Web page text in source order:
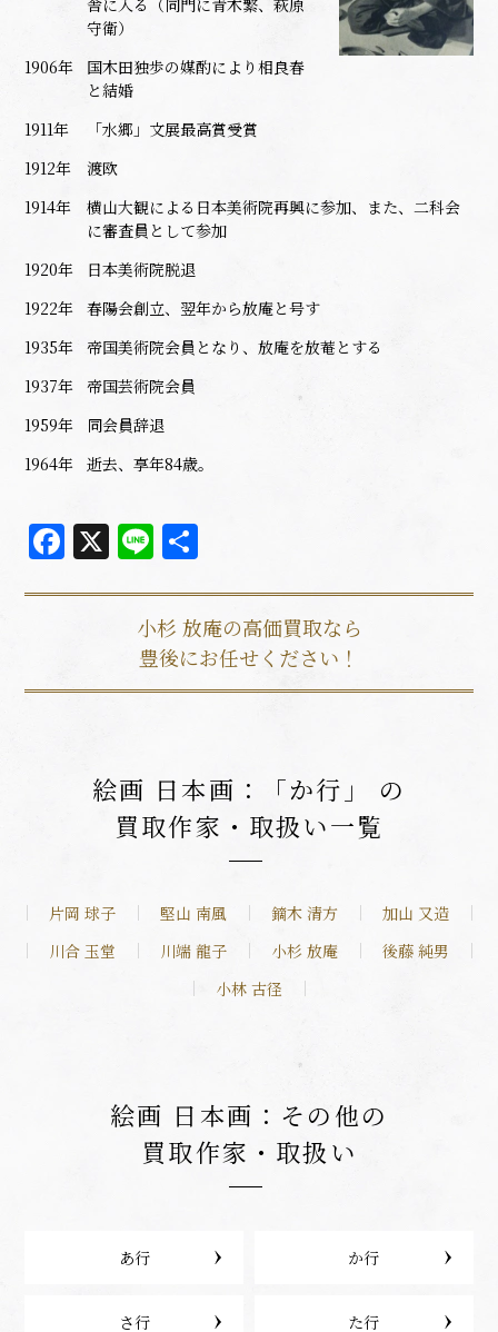
守衛）
1906年
国木田独歩の媒酌により相良春
と結婚
1911年
「水郷」文展最高賞受賞
1912年
渡欧
1914年
横山大観による日本美術院再興に参加、また、二科会
に審査員として参加
1920年
日本美術院脱退
1922年
春陽会創立、翌年から放庵と号す
1935年
帝国美術院会員となり、放庵を放菴とする
1937年
帝国芸術院会員
1959年
同会員辞退
1964年
逝去、享年84歳。
Facebook
X Line
小杉 放庵の高価買取なら
豊後にお任せください！
絵画 日本画：「か行」 の
買取作家・取扱い一覧
片岡 球子 堅山 南風 鏑木 清方
加山 又造
川合 玉堂
川端 龍子 小杉 放庵
後藤 純男
小林 古径
絵画 日本画：その他の
買取作家・取扱い
あ行 か行
さ行 た行